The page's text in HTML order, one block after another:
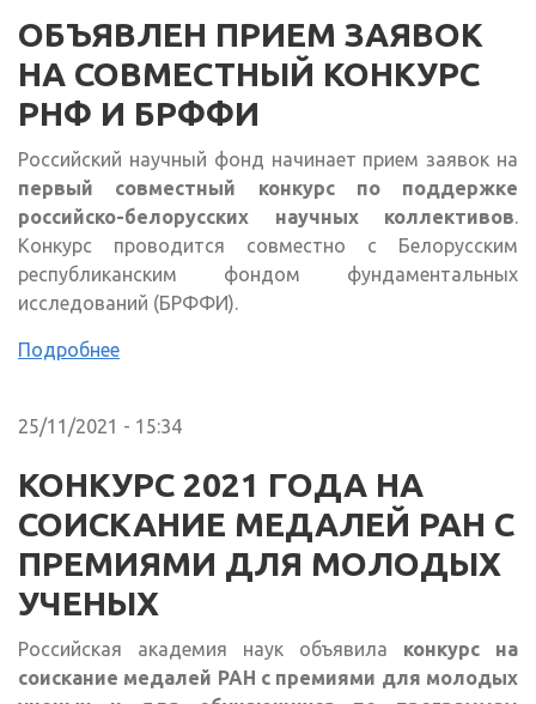
ОБЪЯВЛЕН ПРИЕМ ЗАЯВОК
НА СОВМЕСТНЫЙ КОНКУРС
РНФ И БРФФИ
Российский научный фонд начинает прием заявок на
первый совместный конкурс по поддержке
российско-белорусских научных коллективов.
Конкурс проводится совместно с Белорусским
республиканским фондом фундаментальных
исследований (БРФФИ).
Подробнее
25/11/2021 - 15:34
КОНКУРС 2021 ГОДА НА
СОИСКАНИЕ МЕДАЛЕЙ РАН С
ПРЕМИЯМИ ДЛЯ МОЛОДЫХ
УЧЕНЫХ
Российская академия наук объявила конкурс на
соискание медалей РАН с премиями для молодых